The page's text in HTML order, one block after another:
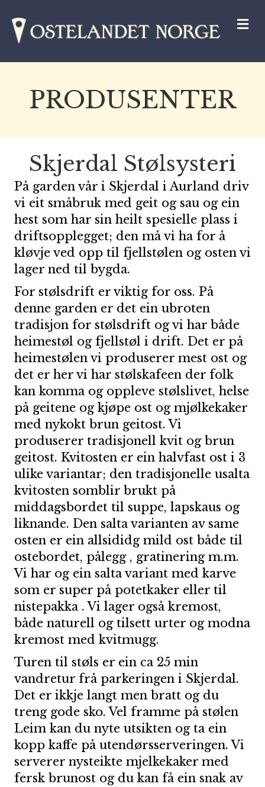
PRODUSENTER
Skjerdal Stølsysteri
På garden vår i Skjerdal i Aurland driv
vi eit småbruk med geit og sau og ein
hest som har sin heilt spesielle plass i
driftsopplegget; den må vi ha for å
kløvje ved opp til fjellstølen og osten vi
lager ned til bygda.
For stølsdrift er viktig for oss. På
denne garden er det ein ubroten
tradisjon for stølsdrift og vi har både
heimestøl og fjellstøl i drift. Det er på
heimestølen vi produserer mest ost og
det er her vi har stølskafeen der folk
kan komma og oppleve stølslivet, helse
på geitene og kjøpe ost og mjølkekaker
med nykokt brun geitost. Vi
produserer tradisjonell kvit og brun
geitost. Kvitosten er ein halvfast ost i 3
ulike variantar; den tradisjonelle usalta
kvitosten somblir brukt på
middagsbordet til suppe, lapskaus og
liknande. Den salta varianten av same
osten er ein allsididg mild ost både til
ostebordet, pålegg , gratinering m.m.
Vi har og ein salta variant med karve
som er super på potetkaker eller til
nistepakka . Vi lager også kremost,
både naturell og tilsett urter og modna
kremost med kvitmugg.
Turen til støls er ein ca 25 min
vandretur frå parkeringen i Skjerdal.
Det er ikkje langt men bratt og du
treng gode sko. Vel framme på stølen
Leim kan du nyte utsikten og ta ein
kopp kaffe på utendørsserveringen. Vi
serverer nysteikte mjelkekaker med
fersk brunost og du kan få ein snak av